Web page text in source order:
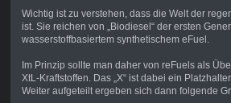
Wichtig ist zu verstehen, dass die Welt der
ist. Sie reichen von „Biodiesel“ der ersten
wasserstoffbasiertem synthetischem eFuel.
Im Prinzip sollte man daher von reFuels als
XtL-Kraftstoffen. Das „X“ ist dabei ein
Weiter aufgeteilt ergeben sich dann folgende